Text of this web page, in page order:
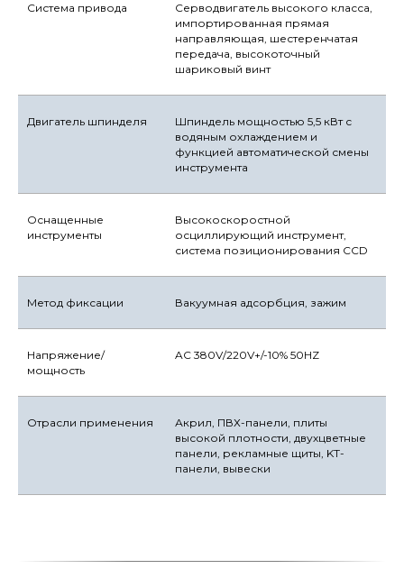
Система привода
Серводвигатель высокого класса,
импортированная прямая
направляющая, шестеренчатая
передача, высокоточный
шариковый винт
Двигатель шпинделя
Шпиндель мощностью 5,5 кВт с
водяным охлаждением и
функцией автоматической смены
инструмента
Оснащенные
инструменты
Высокоскоростной
осциллирующий инструмент,
система позиционирования CCD
Метод фиксации Вакуумная адсорбция, зажим
Напряжение/
мощность
AC 380V/220V+/-10% 50HZ
Отрасли применения
Акрил, ПВХ-панели, плиты
высокой плотности, двухцветные
панели, рекламные щиты, KT-
панели, вывески